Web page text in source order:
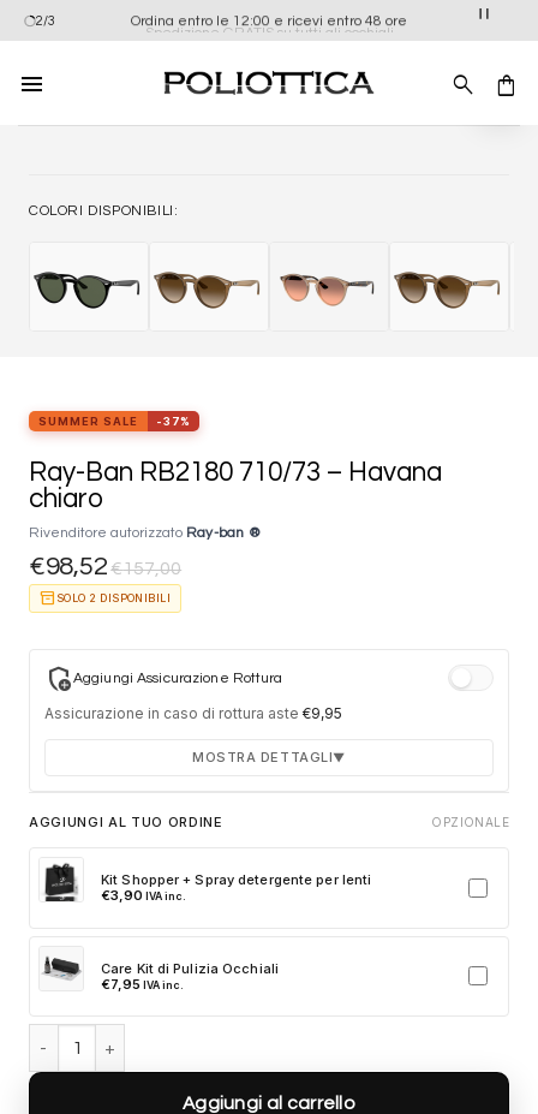
Salta
ai
contenuti
2/3
Spedizione GRATIS su tutti gli occhiali
Ordina entro le 12:00 e ricevi entro 48 ore
COLORI DISPONIBILI:
SUMMER SALE -37%
Ray-Ban RB2180 710/73 – Havana
chiaro
Rivenditore autorizzato Ray-ban ®
€98,52 €157,00
inventory_2 SOLO 2 DISPONIBILI
add_moderatorAggiungi Assicurazione Rottura
Assicurazione in caso di rottura aste €9,95
MOSTRA DETTAGLI▼
Durata 12 mesi dalla consegna dell'ordine
accidentale
Ricambi originali e certificati del produttore
Clicca sulla card per attivare l'assicurazione. Se non clicchi, non
verrà aggiunta al tuo ordine.
AGGIUNGI AL TUO ORDINE OPZIONALE
Kit Shopper + Spray detergente per lenti
€3,90 IVA inc.
Care Kit di Pulizia Occhiali
€7,95 IVA inc.
Aggiungi al carrello